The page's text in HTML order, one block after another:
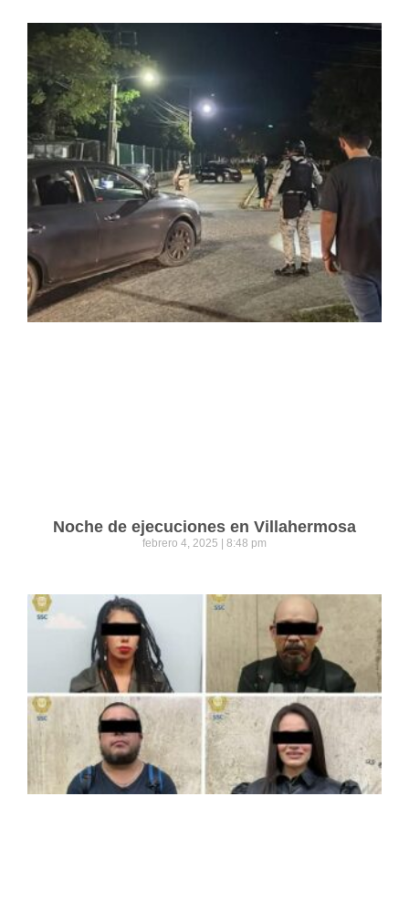
Noche de ejecuciones en Villahermosa
febrero 4, 2025 8:48 pm